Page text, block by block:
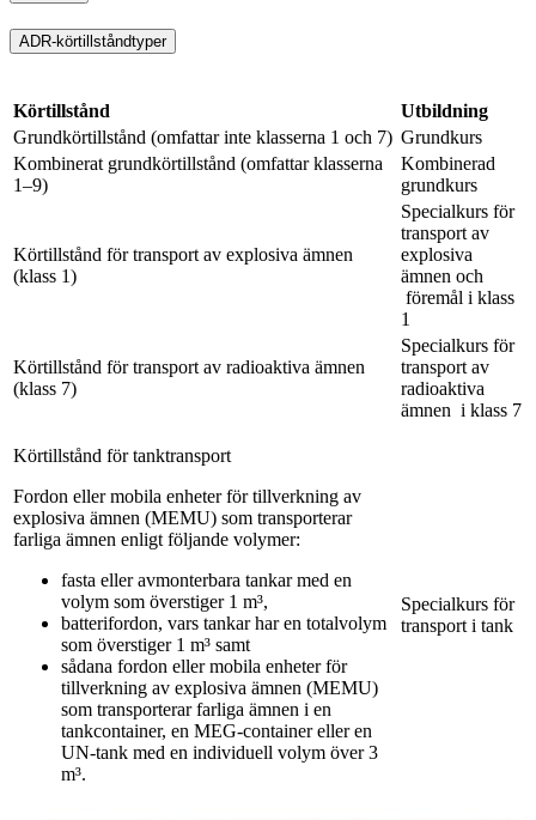
ADR-körtillståndtyper
Körtillstånd
Utbildning
Grundkörtillstånd (omfattar inte klasserna 1 och 7) Grundkurs
Kombinerat grundkörtillstånd (omfattar klasserna
1–9)
Kombinerad
grundkurs
Körtillstånd för transport av explosiva ämnen
(klass 1)
Specialkurs för
transport av
explosiva
ämnen och
föremål i klass
1
Körtillstånd för transport av radioaktiva ämnen
(klass 7)
Specialkurs för
transport av
radioaktiva
ämnen i klass 7
Körtillstånd för tanktransport
Fordon eller mobila enheter för tillverkning av
explosiva ämnen (MEMU) som transporterar
farliga ämnen enligt följande volymer:
fasta eller avmonterbara tankar med en
volym som överstiger 1 m³,
batterifordon, vars tankar har en totalvolym
som överstiger 1 m³ samt
sådana fordon eller mobila enheter för
tillverkning av explosiva ämnen (MEMU)
som transporterar farliga ämnen i en
tankcontainer, en MEG-container eller en
UN-tank med en individuell volym över 3
m³.
Specialkurs för
transport i tank